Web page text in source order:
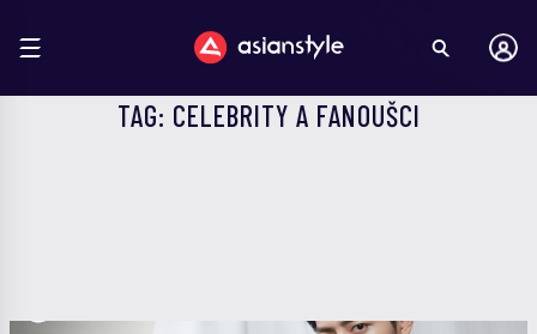
TAG: CELEBRITY A FANOUŠCI